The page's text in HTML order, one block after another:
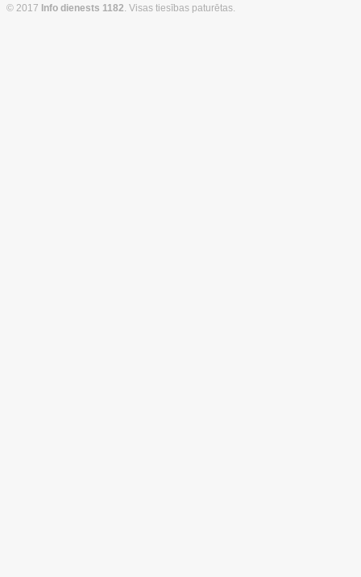
© 2017 Info dienests 1182 . Visas tiesības paturētas.